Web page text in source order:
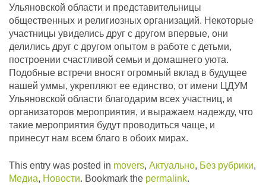
Ульяновской области и представительницы
общественных и религиозных организаций. Некоторые
участницы увиделись друг с другом впервые, они
делились друг с другом опытом в работе с детьми,
построении счастливой семьи и домашнего уюта.
Подобные встречи вносят огромный вклад в будущее
нашей уммы, укрепляют ее единство, от имени ЦДУМ
Ульяновской области благодарим всех участниц, и
организаторов мероприятия, и выражаем надежду, что
такие мероприятия будут проводиться чаще, и
принесут нам всем благо в обоих мирах.
This entry was posted in movers, Актуально, Без рубрики,
Медиа, Новости. Bookmark the permalink.